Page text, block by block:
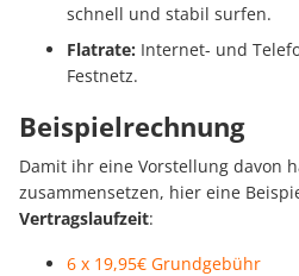
schnell und stabil surfen.
Flatrate: Internet- und
Festnetz.
Beispielrechnung
Damit ihr eine Vorstellung davon
zusammensetzen, hier eine
Vertragslaufzeit:
6 x 19,95€ Grundgebühr